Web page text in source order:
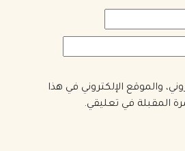
والموقع الإلكتروني في هذا
المقبلة في تعليقي.